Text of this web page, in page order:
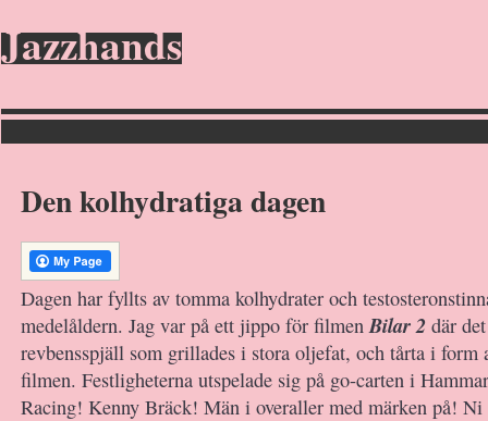
Jazzhands
Den kolhydratiga dagen
Dagen har fyllts av tomma kolhydrater och
medelåldern. Jag var på ett jippo för filmen Bilar 2 där
revbensspjäll som grillades i stora oljefat, och tårta i form
filmen. Festligheterna utspelade sig på go-carten i
Racing! Kenny Bräck! Män i overaller med märken på! Ni